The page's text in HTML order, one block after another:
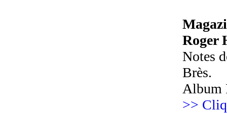
Roger
Notes
Brès.
Album
>>